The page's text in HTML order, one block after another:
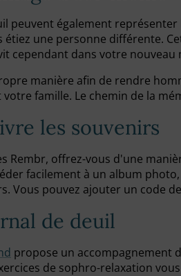
peuvent également
étiez une personne différente.
cependant dans votre nouveau
manière afin de rendre
famille. Le chemin de la
les souvenirs
Rembr, offrez-vous d'une
facilement à un album
Vous pouvez ajouter un code
de deuil
propose un accompagnement
de sophro-relaxation